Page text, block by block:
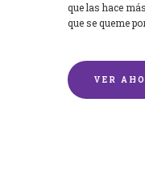
que las hace
que se queme
VER